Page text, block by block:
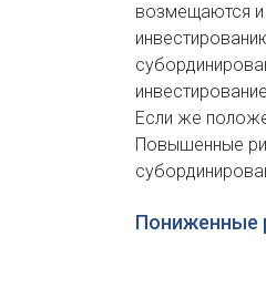
возмещаются и
Если же
Повышенные
Пониженные